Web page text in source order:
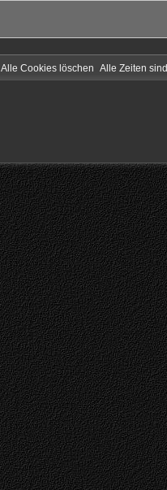
Alle Zeiten sind
Alle Cookies löschen